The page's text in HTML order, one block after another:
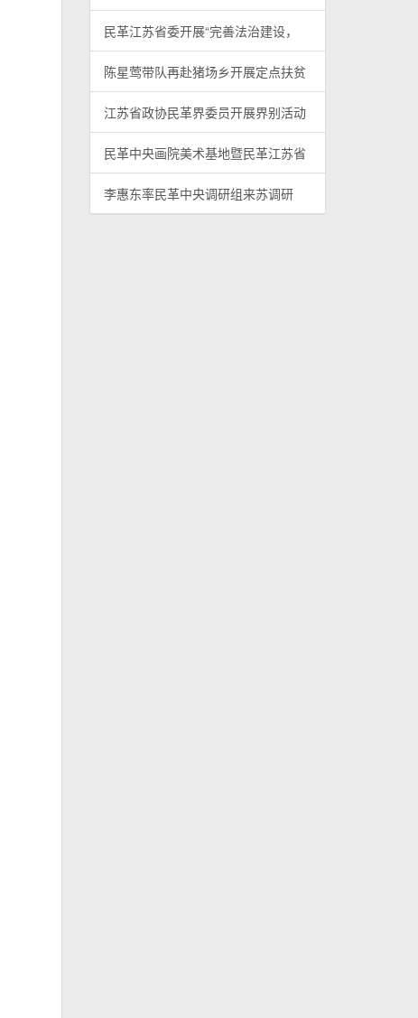
民革江苏省委开展“完善法治建设，
陈星莺带队再赴猪场乡开展定点扶贫
江苏省政协民革界委员开展界别活动
民革中央画院美术基地暨民革江苏省
李惠东率民革中央调研组来苏调研